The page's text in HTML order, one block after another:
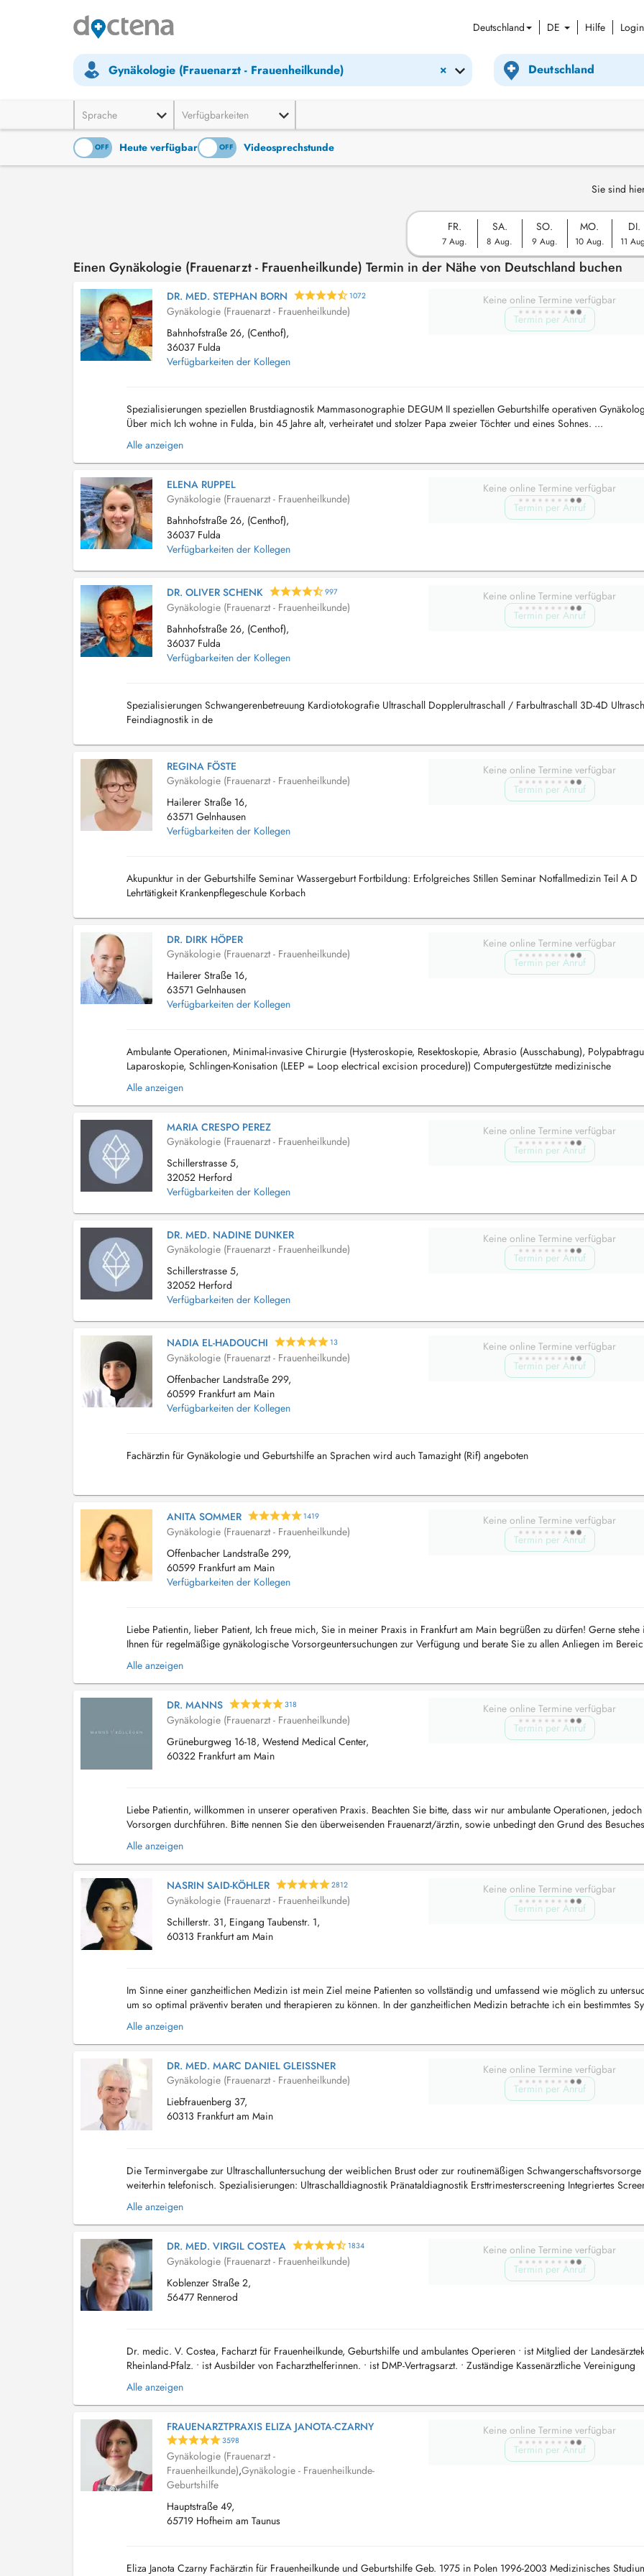
Deutschland DE Hilfe Login
×
Gynäkologie (Frauenarzt - Frauenheilkunde)
Sprache Verfügbarkeiten
OFF Heute verfügbar
ON OFF Videosprechstunde
Sie sind
FR.
7 Aug.
SA.
8 Aug.
SO.
9 Aug.
MO.
10 Aug.
DI.
11
Einen Gynäkologie (Frauenarzt - Frauenheilkunde) Termin in der Nähe von Deutschland buchen
DR. MED. STEPHAN BORN 1072
Gynäkologie (Frauenarzt - Frauenheilkunde)
Bahnhofstraße 26, (Centhof),
36037 Fulda
Verfügbarkeiten der Kollegen
Keine online Termine verfügbar
Termin per Anruf
Spezialisierungen speziellen Brustdiagnostik Mammasonographie DEGUM II speziellen Geburtshilfe operativen
Über mich Ich wohne in Fulda, bin 45 Jahre alt, verheiratet und stolzer Papa zweier Töchter und eines Sohnes. ...
Alle anzeigen
ELENA RUPPEL
Gynäkologie (Frauenarzt - Frauenheilkunde)
Bahnhofstraße 26, (Centhof),
36037 Fulda
Verfügbarkeiten der Kollegen
Keine online Termine verfügbar
Termin per Anruf
DR. OLIVER SCHENK 997
Gynäkologie (Frauenarzt - Frauenheilkunde)
Bahnhofstraße 26, (Centhof),
36037 Fulda
Verfügbarkeiten der Kollegen
Keine online Termine verfügbar
Termin per Anruf
Spezialisierungen Schwangerenbetreuung Kardiotokografie Ultraschall Dopplerultraschall / Farbultraschall 3D-4D
Feindiagnostik in de
REGINA FÖSTE
Gynäkologie (Frauenarzt - Frauenheilkunde)
Hailerer Straße 16,
63571 Gelnhausen
Verfügbarkeiten der Kollegen
Keine online Termine verfügbar
Termin per Anruf
Akupunktur in der Geburtshilfe Seminar Wassergeburt Fortbildung: Erfolgreiches Stillen Seminar Notfallmedizin Teil A D
Lehrtätigkeit Krankenpflegeschule Korbach
DR. DIRK HÖPER
Gynäkologie (Frauenarzt - Frauenheilkunde)
Hailerer Straße 16,
63571 Gelnhausen
Verfügbarkeiten der Kollegen
Keine online Termine verfügbar
Termin per Anruf
Ambulante Operationen, Minimal-invasive Chirurgie (Hysteroskopie, Resektoskopie, Abrasio (Ausschabung),
Laparoskopie, Schlingen-Konisation (LEEP = Loop electrical excision procedure)) Computergestützte medizinische
Dokumentation DEGUM I Ultraschall E-Learning Ersttrimester-Scree...
Alle anzeigen
MARIA CRESPO PEREZ
Gynäkologie (Frauenarzt - Frauenheilkunde)
Schillerstrasse 5,
32052 Herford
Verfügbarkeiten der Kollegen
Keine online Termine verfügbar
Termin per Anruf
DR. MED. NADINE DUNKER
Gynäkologie (Frauenarzt - Frauenheilkunde)
Schillerstrasse 5,
32052 Herford
Verfügbarkeiten der Kollegen
Keine online Termine verfügbar
Termin per Anruf
NADIA EL-HADOUCHI 13
Gynäkologie (Frauenarzt - Frauenheilkunde)
Offenbacher Landstraße 299,
60599 Frankfurt am Main
Verfügbarkeiten der Kollegen
Keine online Termine verfügbar
Termin per Anruf
Fachärztin für Gynäkologie und Geburtshilfe an Sprachen wird auch Tamazight (Rif) angeboten
ANITA SOMMER 1419
Gynäkologie (Frauenarzt - Frauenheilkunde)
Offenbacher Landstraße 299,
60599 Frankfurt am Main
Verfügbarkeiten der Kollegen
Keine online Termine verfügbar
Termin per Anruf
Liebe Patientin, lieber Patient, Ich freue mich, Sie in meiner Praxis in Frankfurt am Main begrüßen zu dürfen! Gerne stehe
Ihnen für regelmäßige gynäkologische Vorsorgeuntersuchungen zur Verfügung und berate Sie zu allen Anliegen im
Verhütung. Vereinbaren Sie Ihren Termin direkt on...
Alle anzeigen
DR. MANNS 318
Gynäkologie (Frauenarzt - Frauenheilkunde)
Grüneburgweg 16-18, Westend Medical Center,
60322 Frankfurt am Main
Keine online Termine verfügbar
Termin per Anruf
Liebe Patientin, willkommen in unserer operativen Praxis. Beachten Sie bitte, dass wir nur ambulante Operationen,
Vorsorgen durchführen. Bitte nennen Sie den überweisenden Frauenarzt/ärztin, sowie unbedingt den Grund des Besuches
(Diagnose/Auftrag). Da wir für unterschiedliche...
Alle anzeigen
NASRIN SAID-KÖHLER 2812
Gynäkologie (Frauenarzt - Frauenheilkunde)
Schillerstr. 31, Eingang Taubenstr. 1,
60313 Frankfurt am Main
Keine online Termine verfügbar
Termin per Anruf
Im Sinne einer ganzheitlichen Medizin ist mein Ziel meine Patienten so vollständig und umfassend wie möglich zu
um so optimal präventiv beraten und therapieren zu können. In der ganzheitlichen Medizin betrachte ich ein bestimmtes
nicht für sich alleine, sondern immer im Zusammen...
Alle anzeigen
DR. MED. MARC DANIEL GLEISSNER
Gynäkologie (Frauenarzt - Frauenheilkunde)
Liebfrauenberg 37,
60313 Frankfurt am Main
Keine online Termine verfügbar
Termin per Anruf
Die Terminvergabe zur Ultraschalluntersuchung der weiblichen Brust oder zur routinemäßigen
weiterhin telefonisch. Spezialisierungen: Ultraschalldiagnostik Pränataldiagnostik Ersttrimesterscreening Integriertes
Fruchtwasseruntersuchung...
Alle anzeigen
DR. MED. VIRGIL COSTEA 1834
Gynäkologie (Frauenarzt - Frauenheilkunde)
Koblenzer Straße 2,
56477 Rennerod
Keine online Termine verfügbar
Termin per Anruf
Dr. medic. V. Costea, Facharzt für Frauenheilkunde, Geburtshilfe und ambulantes Operieren • ist Mitglied der
Rheinland-Pfalz. • ist Ausbilder von Facharzthelferinnen. • ist DMP-Vertragsarzt. • Zuständige Kassenärztliche Vereinigung
Koblenz....
Alle anzeigen
FRAUENARZTPRAXIS ELIZA JANOTA-CZARNY
3598
Gynäkologie (Frauenarzt -
Frauenheilkunde),Gynäkologie - Frauenheilkunde-
Geburtshilfe
Hauptstraße 49,
65719 Hofheim am Taunus
Keine online Termine verfügbar
Termin per Anruf
Eliza Janota Czarny Fachärztin für Frauenheilkunde und Geburtshilfe Geb. 1975 in Polen 1996-2003 Medizinisches